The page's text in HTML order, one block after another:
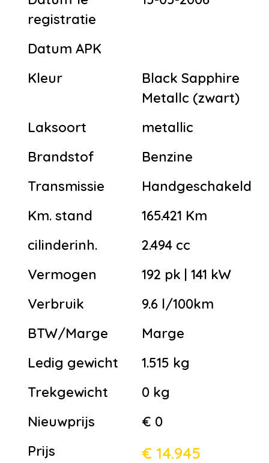
registratie
Datum APK
Kleur
Black Sapphire
Metallc (zwart)
Laksoort
metallic
Brandstof
Benzine
Transmissie
Handgeschakeld
Km. stand
165.421 Km
cilinderinh.
2.494 cc
Vermogen
192 pk | 141 kW
Verbruik
9.6 l/100km
BTW/Marge
Marge
Ledig gewicht
1.515 kg
Trekgewicht
0 kg
Nieuwprijs
€ 0
Prijs
€ 14.945